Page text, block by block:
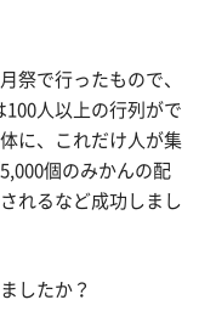
祭で行ったもので、
人以上の行列がで
に、これだけ人が集
個のみかんの配
れるなど成功しまし
したか？